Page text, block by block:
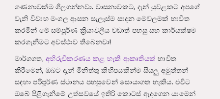
ගණනාවක්ම ගිලගන්නවා. වාසනාවකට, දැන් යුවළකට අපගේ
වැනි විවාහ මංගල ආසන සැලැස්ම සාදන මෙවලමක් භාවිත
කරමින් මේ සම්පූර්ණ ක්‍රියාවලිය වඩාත් පහසු සහ කාර්යක්ෂම
කරගැනීමට අවස්ථාව තිබෙනවා!
මාර්ගගත,අභිරුචිකරණය කළ හැකි ආකෘතියක් භාවිත
කිරීමෙන්, ඔබට දැන් මිනිත්තු කිහිපයකින්ම සියලු අමුත්තන්
සඳහා පරිපූර්ණ ස්ථානය පහසුවෙන් සොයාගත හැකිය. එවිට
ඔබේ පිළිගැනීමේ උත්සවයේ ඉතිරි කොටස් ඇදගෙන යාමෙන්